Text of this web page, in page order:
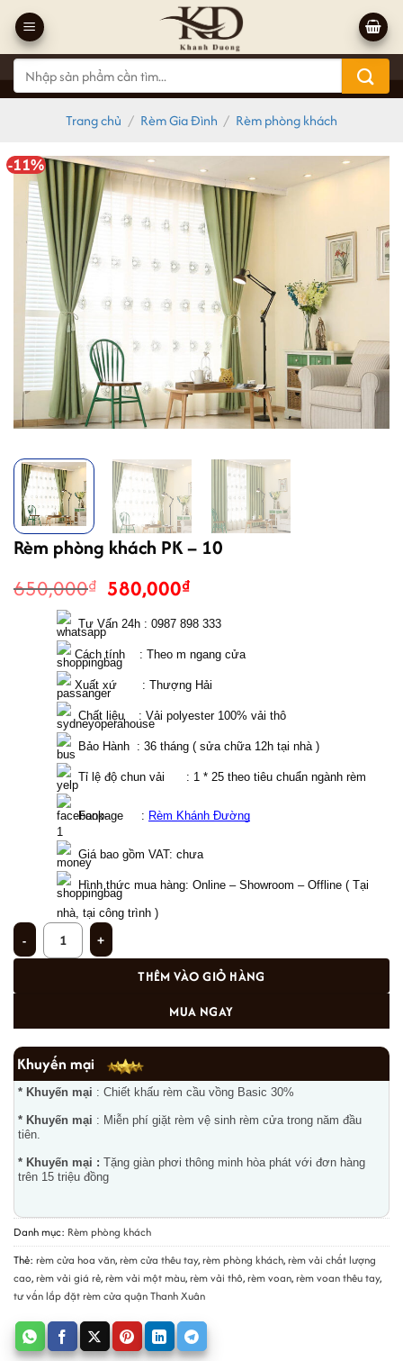
qua
nội
dung
Tìm
kiếm:
Trang chủ / Rèm Gia Đình / Rèm phòng khách
-11%
Rèm phòng khách PK – 10
650,000₫ Giá
là:
650,000₫.
580,000₫Giá
tại
là:
580,000₫.
Tư Vấn 24h : 0987 898 333
Cách tính    : Theo m ngang cửa
Xuất xứ       : Thượng Hải
Chất liệu    : Vải polyester 100% vải thô
Bảo Hành  : 36 tháng ( sửa chữa 12h tại nhà )
Tỉ lệ độ chun vải      : 1 * 25 theo tiêu chuẩn ngành rèm
Fanpage     : Rèm Khánh Đường
Giá bao gồm VAT: chưa
Hình thức mua hàng: Online – Showroom – Offline ( Tại
nhà, tại công trình )
Rèm phòng khách PK - 10 số lượng
THÊM VÀO GIỎ HÀNG
MUA NGAY
Khuyến mại
* Khuyến mại : Chiết khấu rèm cầu vồng Basic 30%
* Khuyến mại : Miễn phí giặt rèm vệ sinh rèm cửa trong năm đầu
tiên.
* Khuyến mại : Tặng giàn phơi thông minh hòa phát với đơn hàng
trên 15 triệu đồng
Danh mục: Rèm phòng khách
Thẻ: rèm cửa hoa văn,rèm cửa thêu tay,rèm phòng khách,rèm vải chất lượng
cao,rèm vải giá rẻ,rèm vải một màu,rèm vải thô,rèm voan,rèm voan thêu tay,
tư vấn lắp đặt rèm cửa quận Thanh Xuân